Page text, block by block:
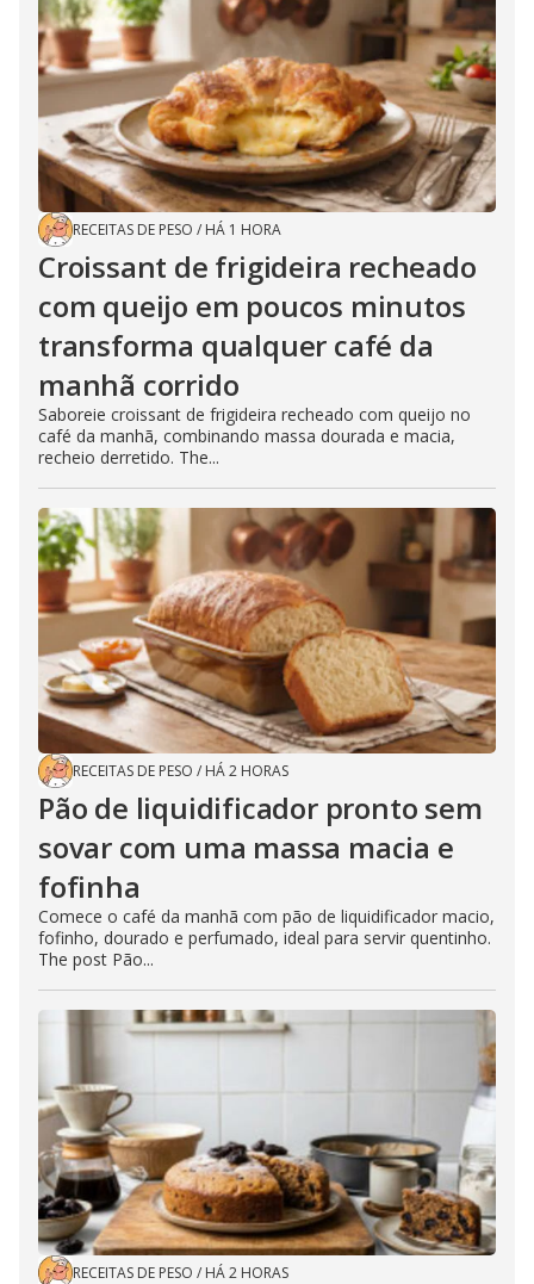
RECEITAS DE PESO / HÁ 1 HORA
Croissant de frigideira recheado
com queijo em poucos minutos
transforma qualquer café da
manhã corrido
Saboreie croissant de frigideira recheado com queijo no
café da manhã, combinando massa dourada e macia,
recheio derretido. The...
RECEITAS DE PESO / HÁ 2 HORAS
Pão de liquidificador pronto sem
sovar com uma massa macia e
fofinha
Comece o café da manhã com pão de liquidificador macio,
fofinho, dourado e perfumado, ideal para servir quentinho.
The post Pão...
RECEITAS DE PESO / HÁ 2 HORAS